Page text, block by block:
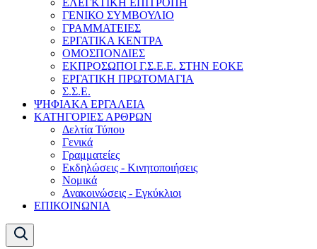
ΕΛΕΓΚΤΙΚΗ ΕΠΙΤΡΟΠΗ
ΓΕΝΙΚΟ ΣΥΜΒΟΥΛΙΟ
ΓΡΑΜΜΑΤΕΙΕΣ
ΕΡΓΑΤΙΚΑ ΚΕΝΤΡΑ
ΟΜΟΣΠΟΝΔΙΕΣ
ΕΚΠΡΟΣΩΠΟΙ Γ.Σ.Ε.Ε. ΣΤΗΝ ΕΟΚΕ
ΕΡΓΑΤΙΚΗ ΠΡΩΤΟΜΑΓΙΑ
Σ.Σ.Ε.
ΨΗΦΙΑΚΑ ΕΡΓΑΛΕΙΑ
ΚΑΤΗΓΟΡΙΕΣ ΑΡΘΡΩΝ
Δελτία Τύπου
Γενικά
Γραμματείες
Εκδηλώσεις - Κινητοποιήσεις
Νομικά
Ανακοινώσεις - Εγκύκλιοι
ΕΠΙΚΟΙΝΩΝΙΑ